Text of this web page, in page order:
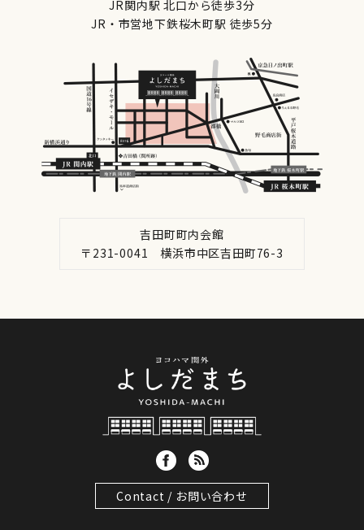
JR関内駅 北口から徒歩3分
JR・市営地下鉄桜木町駅 徒歩5分
吉田町町内会館
〒231-0041 横浜市中区吉田町76-3
Contact / お問い合わせ